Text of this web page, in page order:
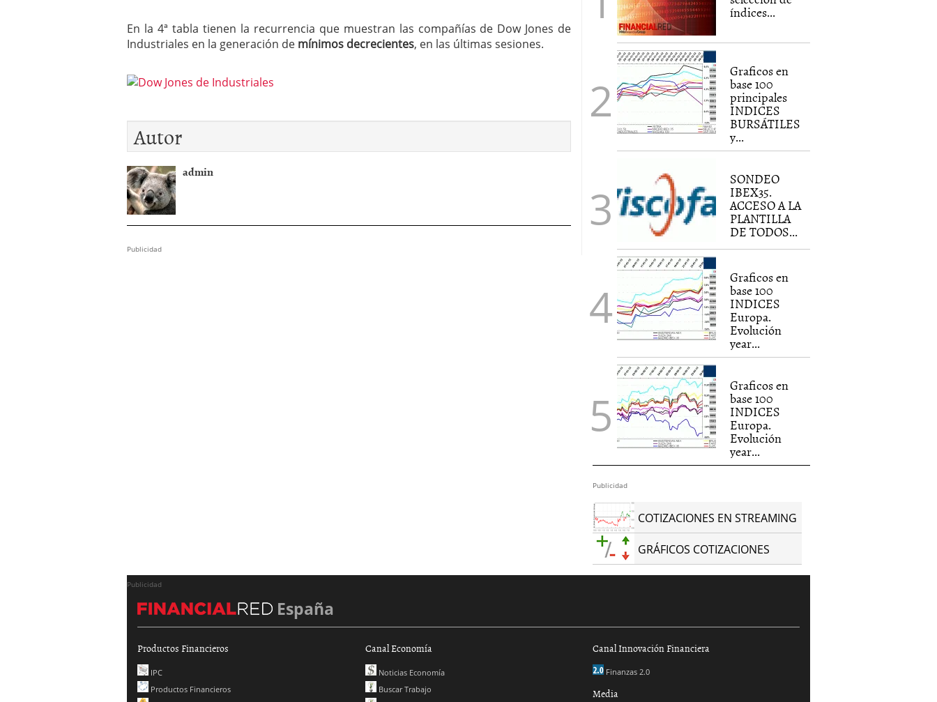
En la 4ª tabla tienen la recurrencia que muestran las compañías de Dow Jones de
Industriales en la generación de mínimos decrecientes, en las últimas sesiones.
Autor
admin
Publicidad
índices...
Graficos en
base 100
principales
INDICES
BURSÁTILES
y...
SONDEO
IBEX35.
ACCESO A LA
PLANTILLA
DE TODOS...
Graficos en
base 100
INDICES
Europa.
Evolución
year...
Graficos en
base 100
INDICES
Europa.
Evolución
year...
Publicidad
COTIZACIONES EN STREAMING
GRÁFICOS COTIZACIONES
Publicidad
España
Productos Financieros
IPC
Productos Financieros
Canal Economía
Noticias Economía
Buscar Trabajo
Canal Innovación Financiera
Finanzas 2.0
Media